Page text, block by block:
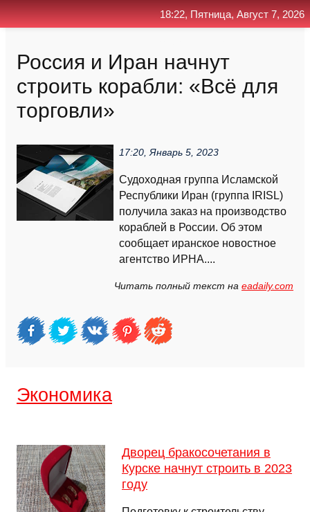
Россия и Иран начнут
строить корабли: «Всё для
торговли»
17:20, Январь 5, 2023
Судоходная группа Исламской
Республики Иран (группа IRISL)
получила заказ на производство
кораблей в России. Об этом
сообщает иранское новостное
агентство ИРНА....
Читать полный текст на eadaily.com
Экономика
Дворец бракосочетания в
Курске начнут строить в 2023
году
18:22, Пятница, Август 7, 2026